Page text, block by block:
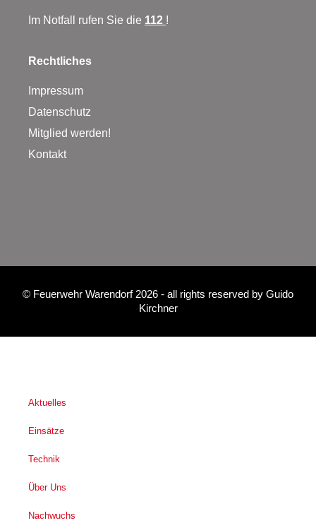
Im Notfall rufen Sie die 112 !
Rechtliches
Impressum
Datenschutz
Mitglied werden!
Kontakt
© Feuerwehr Warendorf 2026 - all rights reserved by Guido
Kirchner
Aktuelles
Einsätze
Technik
Über Uns
Nachwuchs